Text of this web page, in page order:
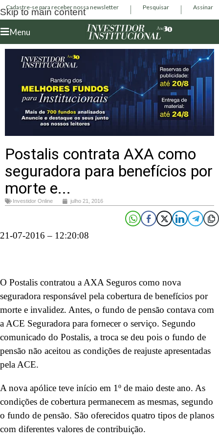
Skip to main content
Cadastre-se para receber nossa newsletter Pesquisar Assinar
Menu
Postalis contrata AXA como
seguradora para benefícios por
morte e...
Investidor Online julho 21, 2016
21-07-2016 – 12:20:08
O Postalis contratou a AXA Seguros como nova
seguradora responsável pela cobertura de benefícios por
morte e invalidez. Antes, o fundo de pensão contava com
a ACE Seguradora para fornecer o serviço. Segundo
comunicado do Postalis, a troca se deu pois o fundo de
pensão não aceitou as condições de reajuste apresentadas
pela ACE.
A nova apólice teve início em 1º de maio deste ano. As
condições de cobertura permanecem as mesmas, segundo
o fundo de pensão. São oferecidos quatro tipos de planos
com diferentes valores de contribuição.